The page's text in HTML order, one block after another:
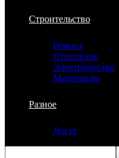
Строительство
Ремонт
Отопление
Электричество
Материалы
Разное
Досуг